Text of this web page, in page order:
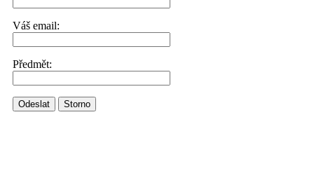
Váš email:
Předmět:
Odeslat Storno